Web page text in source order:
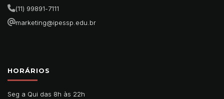
(11) 99891-7111
marketing@ipessp.edu.br
HORÁRIOS
Seg a Qui das 8h às 22h